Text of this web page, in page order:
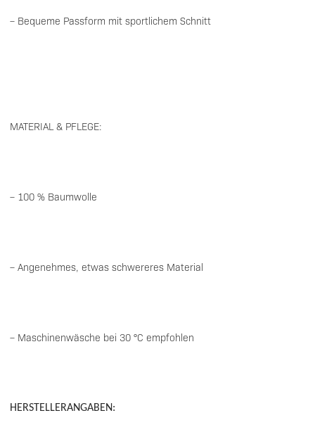
– Bequeme Passform mit sportlichem Schnitt
MATERIAL & PFLEGE:
– 100 % Baumwolle
– Angenehmes, etwas schwereres Material
– Maschinenwäsche bei 30 °C empfohlen
HERSTELLERANGABEN: